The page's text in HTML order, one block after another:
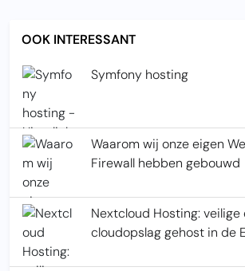
OOK INTERESSANT
Symfony hosting
Waarom wij onze eigen
Firewall hebben gebouwd
Nextcloud Hosting:
cloudopslag gehost in de